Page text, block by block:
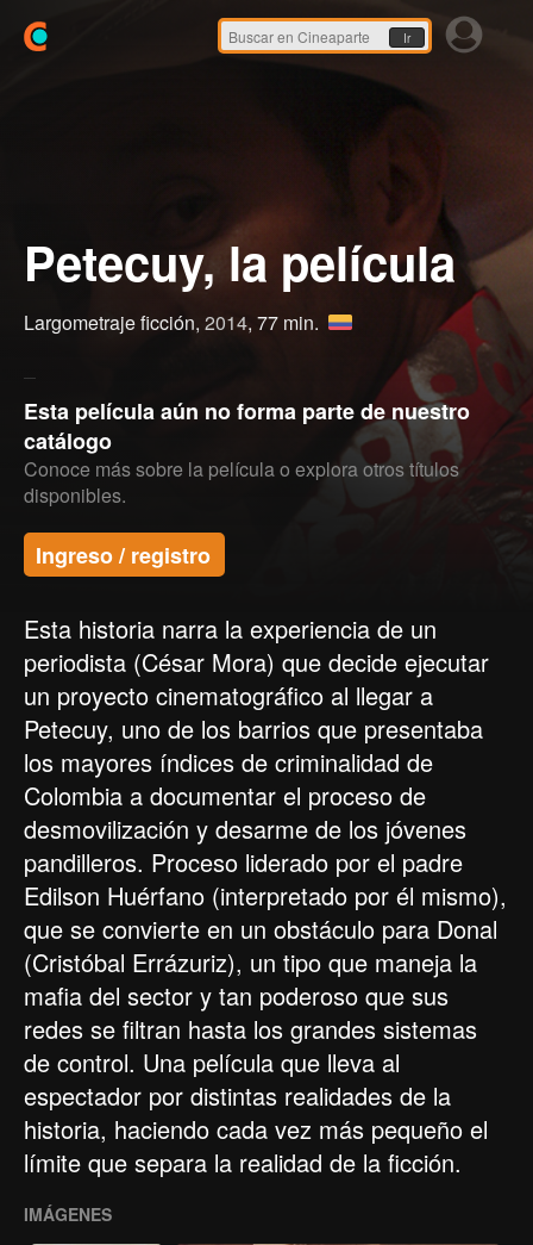
Ir
Petecuy, la película
Largometraje ficción, 2014, 77 min.
Esta película aún no forma parte de nuestro
catálogo
Conoce más sobre la película o explora otros títulos
disponibles.
Ingreso / registro
Esta historia narra la experiencia de un
periodista (César Mora) que decide ejecutar
un proyecto cinematográfico al llegar a
Petecuy, uno de los barrios que presentaba
los mayores índices de criminalidad de
Colombia a documentar el proceso de
desmovilización y desarme de los jóvenes
pandilleros. Proceso liderado por el padre
Edilson Huérfano (interpretado por él mismo),
que se convierte en un obstáculo para Donal
(Cristóbal Errázuriz), un tipo que maneja la
mafia del sector y tan poderoso que sus
redes se filtran hasta los grandes sistemas
de control. Una película que lleva al
espectador por distintas realidades de la
historia, haciendo cada vez más pequeño el
límite que separa la realidad de la ficción.
IMÁGENES